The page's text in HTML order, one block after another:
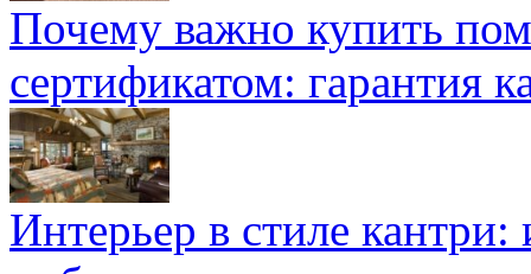
Почему важно купить
сертификатом: гарантия
Интерьер в стиле